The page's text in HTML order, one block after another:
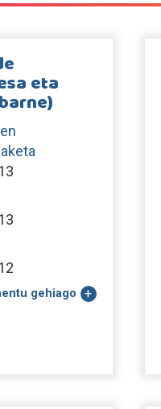
eta
gehiago